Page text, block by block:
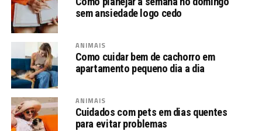
sem ansiedade logo cedo
ANIMAIS
Como cuidar bem de cachorro em
apartamento pequeno dia a dia
ANIMAIS
Cuidados com pets em dias quentes
para evitar problemas